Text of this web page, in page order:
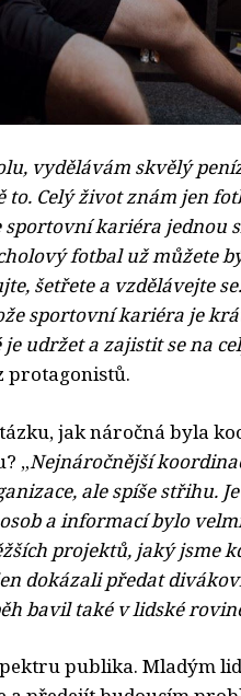
vydělávám skvělý
to. Celý život znám jen
kariéra jednou
fotbal už můžete
šetřete a vzdělávejte
sportovní kariéra je
udržet a zajistit se na
protagonistů.
jak náročná byla
„Nejnáročnější
ale spíše střihu.
a informací bylo
projektů, jaký jsme
dokázali předat
bavil takév lidské
publika. Mladým